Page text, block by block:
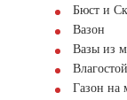
Бюст и
Вазон
Вазы из
Газон на